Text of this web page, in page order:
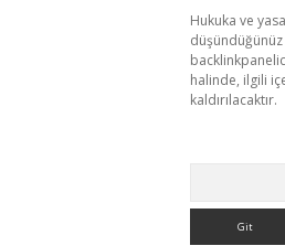
Hukuka ve
halinde, ilgili
kaldırılacaktır.